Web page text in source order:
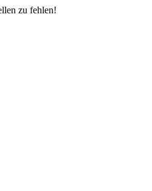
zu fehlen!